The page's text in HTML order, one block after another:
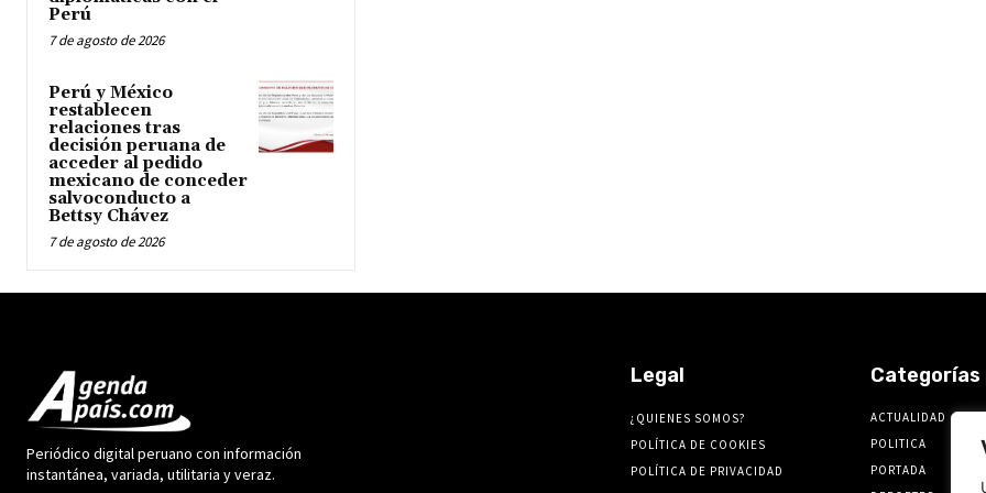
Perú
7 de agosto de 2026
Perú y México
restablecen
relaciones tras
decisión peruana de
acceder al pedido
mexicano de conceder
salvoconducto a
Bettsy Chávez
7 de agosto de 2026
Periódico digital peruano con información
instantánea, variada, utilitaria y veraz.
Legal
¿QUIENES SOMOS?
POLÍTICA DE COOKIES
POLÍTICA DE PRIVACIDAD
Categorías
ACTUALIDAD
POLITICA
PORTADA